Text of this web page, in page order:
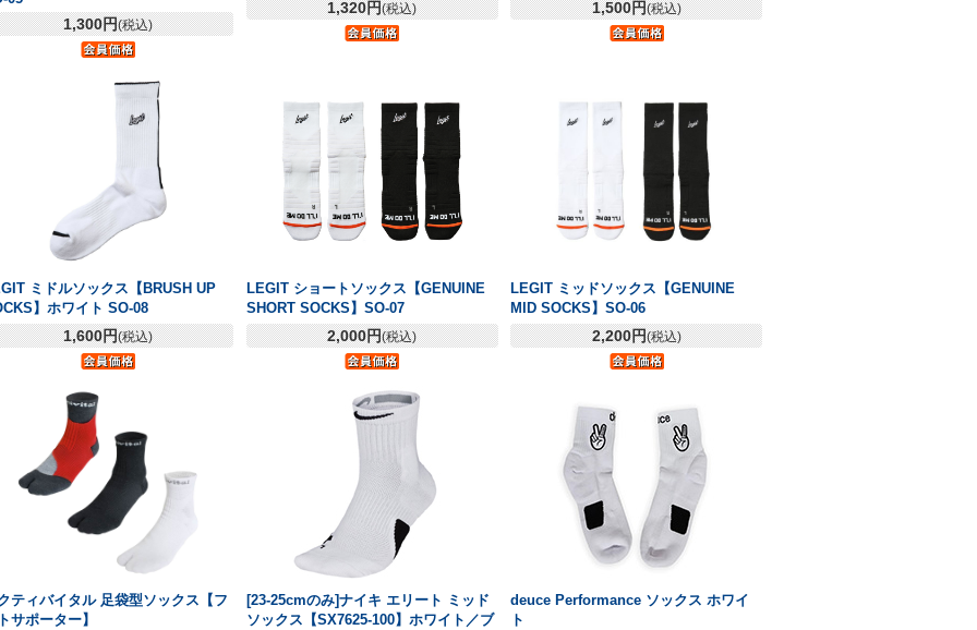
1,300円(税込)
1,320円(税込) 1,500円(税込)
ミドルソックス【BRUSH UP
】ホワイト SO-08
1,600円(税込)
LEGIT ショートソックス【GENUINE
SHORT SOCKS】SO-07
2,000円(税込)
LEGIT ミッドソックス【GENUINE
MID SOCKS】SO-06
2,200円(税込)
ティバイタル 足袋型ソックス【フ
サポーター】
[23-25cmのみ]ナイキ エリート ミッド
ソックス【SX7625-100】ホワイト／ブ
deuce Performance ソックス ホワイ
ト